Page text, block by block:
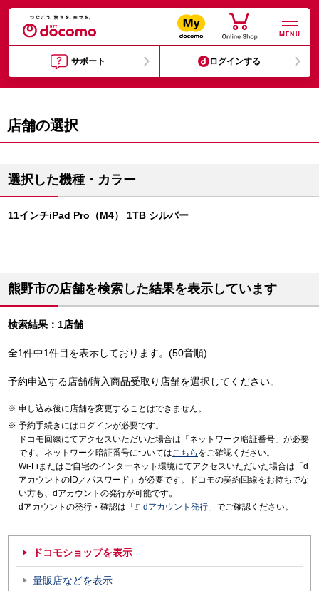
MENU
サポート ログインする
店舗の選択
選択した機種・カラー
11インチiPad Pro（M4） 1TB シルバー
熊野市の店舗を検索した結果を表示しています
検索結果：1店舗
全1件中1件目を表示しております。(50音順)
予約申込する店舗/購入商品受取り店舗を選択してください。
申し込み後に店舗を変更することはできません。
予約手続きにはログインが必要です。
ドコモ回線にてアクセスいただいた場合は「ネットワーク暗証番号」が必要
です。ネットワーク暗証番号についてはこちら をご確認ください。
Wi-Fiまたはご自宅のインターネット環境にてアクセスいただいた場合は「d
アカウントのID／パスワード」が必要です。ドコモの契約回線をお持ちでな
い方も、dアカウントの発行が可能です。
dアカウントの発行・確認は「
dアカウント発行 」でご確認ください。
ドコモショップを表示
量販店などを表示